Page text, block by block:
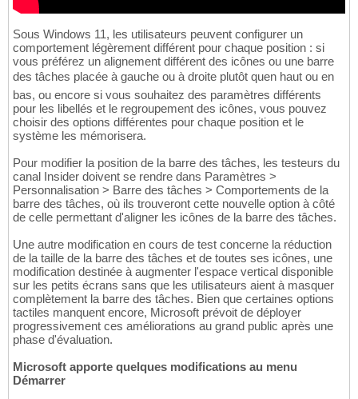
Sous Windows 11, les utilisateurs peuvent configurer un
comportement légèrement différent pour chaque position : si
vous préférez un alignement différent des icônes ou une barre
des tâches placée à gauche ou à droite plutôt quen haut ou en
bas, ou encore si vous souhaitez des paramètres différents
pour les libellés et le regroupement des icônes, vous pouvez
choisir des options différentes pour chaque position et le
système les mémorisera.
Pour modifier la position de la barre des tâches, les testeurs du
canal Insider doivent se rendre dans Paramètres >
Personnalisation > Barre des tâches > Comportements de la
barre des tâches, où ils trouveront cette nouvelle option à côté
de celle permettant d'aligner les icônes de la barre des tâches.
Une autre modification en cours de test concerne la réduction
de la taille de la barre des tâches et de toutes ses icônes, une
modification destinée à augmenter l'espace vertical disponible
sur les petits écrans sans que les utilisateurs aient à masquer
complètement la barre des tâches. Bien que certaines options
tactiles manquent encore, Microsoft prévoit de déployer
progressivement ces améliorations au grand public après une
phase d'évaluation.
Microsoft apporte quelques modifications au menu
Démarrer